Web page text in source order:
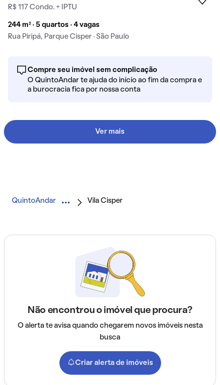
R$ 117 Condo. + IPTU
244 m² · 5 quartos · 4 vagas
Rua Piripá, Parque Cisper · São Paulo
Compre seu imóvel sem complicação
O QuintoAndar te ajuda do início ao fim da compra e
a burocracia fica por nossa conta
Ver mais
QuintoAndar Vila Cisper
Não encontrou o imóvel que procura?
O alerta te avisa quando chegarem novos imóveis nesta
busca
Criar alerta de imóveis